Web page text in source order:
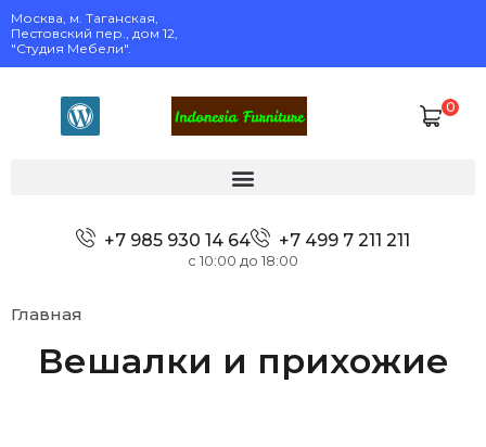
Москва, м. Таганская,
Пестовский пер., дом 12,
"Студия Мебели".
+7 985 930 14 64 +7 499 7 211 211
с 10:00 до 18:00
0
Главная
Вешалки и прихожие